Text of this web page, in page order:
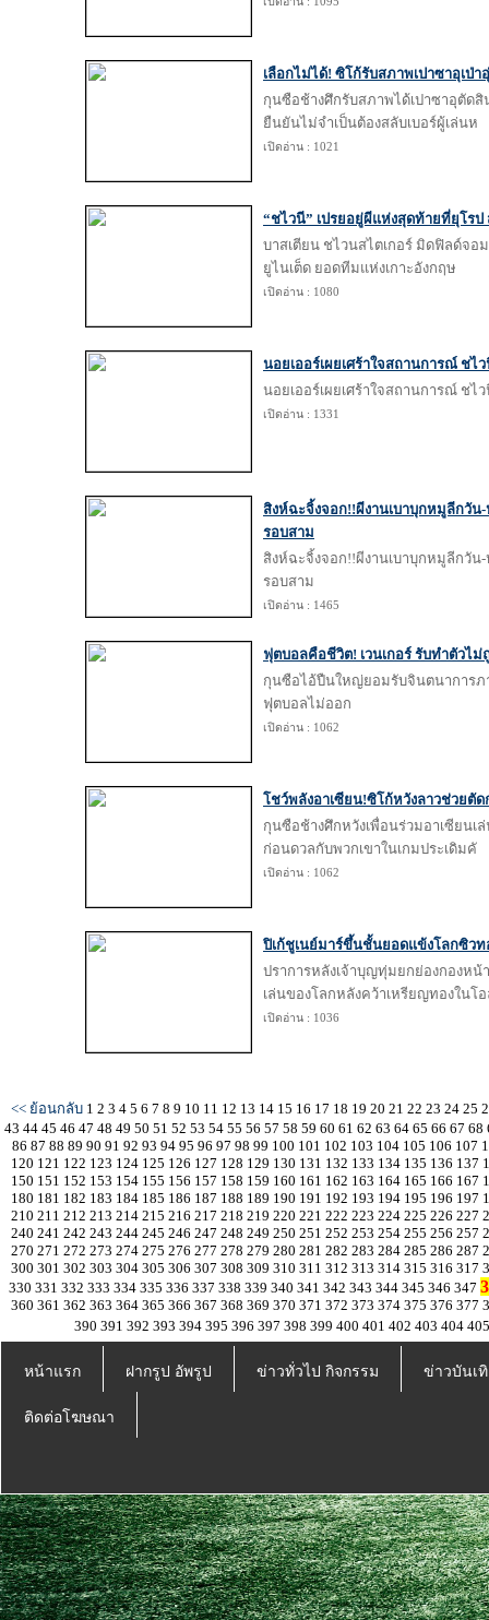
เลือกไม่ได้! ซิโก้รับสภาพเปาซาอุเป่า
กุนซือช้างศึกรับสภาพได้เปาซาอุตัด
ยืนยันไม่จำเป็นต้องสลับเบอร์ผู้เล่นห
เปิดอ่าน : 1021
“ชไวนี” เปรยอยู่ผีแห่งสุดท้ายที่ยุโร
บาสเตียน ชไวนสไตเกอร์ มิดฟิลด์จอม
ยูไนเต็ด ยอดทีมแห่งเกาะอังกฤษ
เปิดอ่าน : 1080
นอยเออร์เผยเศร้าใจสถานการณ์ ชไ
นอยเออร์เผยเศร้าใจสถานการณ์ ชไ
เปิดอ่าน : 1331
สิงห์ฉะจิ้งจอก!!ผีงานเบาบุกหมูลีกวั
รอบสาม
สิงห์ฉะจิ้งจอก!!ผีงานเบาบุกหมูลีกวั
รอบสาม
เปิดอ่าน : 1465
ฟุตบอลคือชีวิต! เวนเกอร์ รับทำตัวไ
กุนซือไอ้ปืนใหญ่ยอมรับจินตนาการภ
ฟุตบอลไม่ออก
เปิดอ่าน : 1062
โชว์พลังอาเซียน!ซิโก้หวังลาวช่วยตั
กุนซือช้างศึกหวังเพื่อนร่วมอาเซียนเ
ก่อนดวลกับพวกเขาในเกมประเดิมคั
เปิดอ่าน : 1062
ปิเก้ชูเนย์มาร์ขึ้นชั้นยอดแข้งโลกซิว
ปราการหลังเจ้าบุญทุ่มยกย่องกองห
เล่นของโลกหลังคว้าเหรียญทองในโ
เปิดอ่าน : 1036
<< ย้อนกลับ 1 2 3 4 5 6 7 8 9 10 11 12 13 14 15 16 17 18 19 20 21 22 23 24 25
43 44 45 46 47 48 49 50 51 52 53 54 55 56 57 58 59 60 61 62 63 64 65 66 67 68
86 87 88 89 90 91 92 93 94 95 96 97 98 99 100 101 102 103 104 105 106 107
120 121 122 123 124 125 126 127 128 129 130 131 132 133 134 135 136 137
150 151 152 153 154 155 156 157 158 159 160 161 162 163 164 165 166 167
180 181 182 183 184 185 186 187 188 189 190 191 192 193 194 195 196 197
210 211 212 213 214 215 216 217 218 219 220 221 222 223 224 225 226 227
240 241 242 243 244 245 246 247 248 249 250 251 252 253 254 255 256 257
270 271 272 273 274 275 276 277 278 279 280 281 282 283 284 285 286 287
300 301 302 303 304 305 306 307 308 309 310 311 312 313 314 315 316 317
330 331 332 333 334 335 336 337 338 339 340 341 342 343 344 345 346 347
360 361 362 363 364 365 366 367 368 369 370 371 372 373 374 375 376 377
390 391 392 393 394 395 396 397 398 399 400 401 402 403 404
หน้าแรก ฝากรูป อัพรูป ข่าวทั่วไป กิจกรรม ข่าวบันเ
ติดต่อโฆษณา